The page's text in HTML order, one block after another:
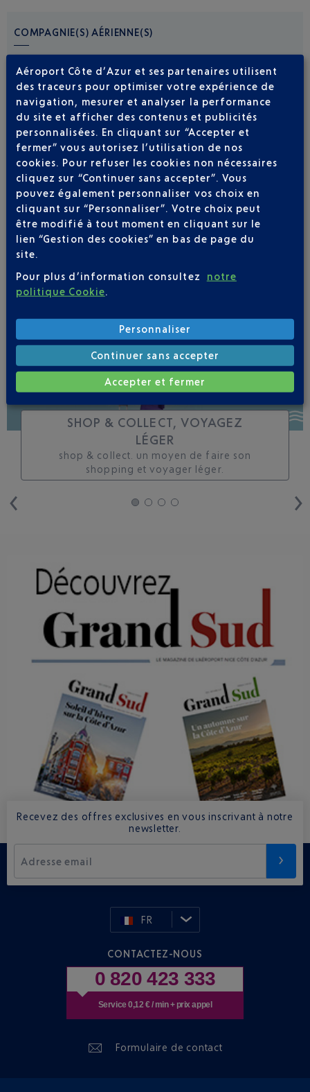
COMPAGNIE(S) AÉRIENNE(S)
AIR CORSICA
Soyez notifié(e) de
toutes les évolutions
pour ce vol
SHOP & COLLECT, VOYAGEZ
LÉGER
shop & collect. un moyen de faire son
shopping et voyager léger.
Recevez des offres exclusives en vous inscrivant à notre
newsletter.
Adresse email
FR
CONTACTEZ-NOUS
0 820 423 333
Service 0,12 € / min + prix appel
Formulaire de contact
Aéroport Côte d’Azur et ses partenaires utilisent
des traceurs pour optimiser votre expérience de
navigation, mesurer et analyser la performance
du site et afficher des contenus et publicités
personnalisées. En cliquant sur “Accepter et
fermer” vous autorisez l’utilisation de nos
cookies. Pour refuser les cookies non nécessaires
cliquez sur “Continuer sans accepter”. Vous
pouvez également personnaliser vos choix en
cliquant sur “Personnaliser”. Votre choix peut
être modifié à tout moment en cliquant sur le
lien “Gestion des cookies” en bas de page du
site.
Pour plus d’information consultez
notre
politique Cookie
Personnaliser
Continuer sans accepter
Accepter et fermer